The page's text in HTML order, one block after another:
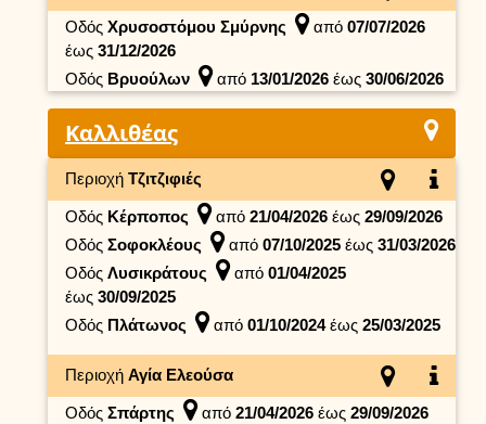
Οδός Χρυσοστόμου Σμύρνης από 07/07/2026
έως 31/12/2026
Οδός Βρυούλων από 13/01/2026 έως 30/06/2026
Καλλιθέας
Περιοχή Τζιτζιφιές
Οδός Κέρποπος από 21/04/2026 έως 29/09/2026
Οδός Σοφοκλέους από 07/10/2025 έως 31/03/2026
Οδός Λυσικράτους από 01/04/2025
έως 30/09/2025
Οδός Πλάτωνος από 01/10/2024έως 25/03/2025
Περιοχή Αγία Ελεούσα
Οδός Σπάρτης από 21/04/2026 έως 29/09/2026